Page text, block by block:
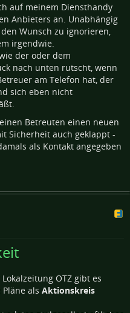
auf meinem Diensthandy
Anbieters an. Unabhängig
Wunsch zu ignorieren,
irgendwie.
der oder dem
nach unten rutscht, wenn
am Telefon hat, der
sich eben nicht
Betreuten einen neuen
Sicherheit auch geklappt -
als Kontakt angegeben
OTZ gibt es
als Aktionskreis